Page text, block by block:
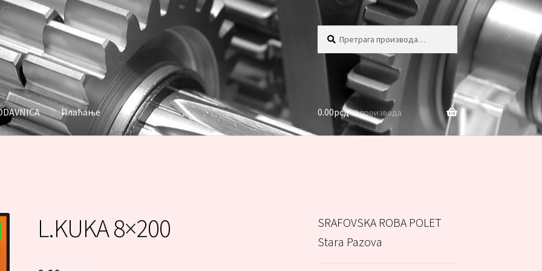
Плаћање 0.00рсд 0 производа
L.KUKA 8×200
SRAFOVSKA ROBA POLET
Stara Pazova